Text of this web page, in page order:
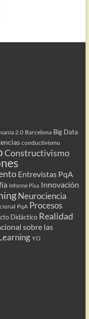
2.0 Barcelona Big Data
conductivismo
Constructivismo
Entrevistas PqA
Informe Pisa Innovación
Neurociencia
PqA Procesos
Didáctico Realidad
sobre las
YO